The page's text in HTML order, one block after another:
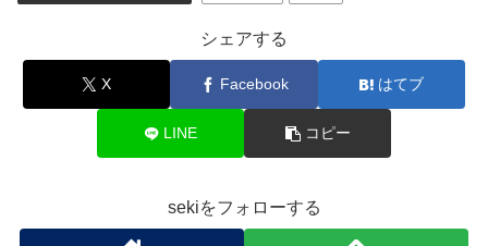
シェアする
X Facebook はてブ
LINE コピー
sekiをフォローする